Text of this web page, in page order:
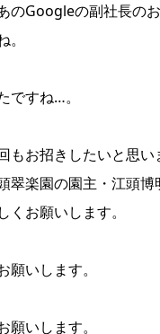
のGoogleの副社長の
ですね…。
もお招きしたいと思い
翠楽園の園主・江頭博
くお願いします。
願いします。
願いします。